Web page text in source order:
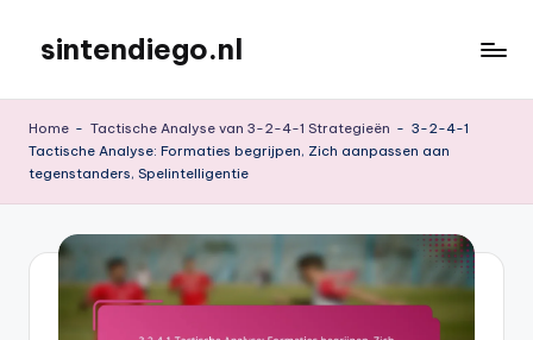
content
sintendiego.nl
Home - Tactische Analyse van 3-2-4-1 Strategieën - 3-2-4-1
Tactische Analyse: Formaties begrijpen, Zich aanpassen aan
tegenstanders, Spelintelligentie